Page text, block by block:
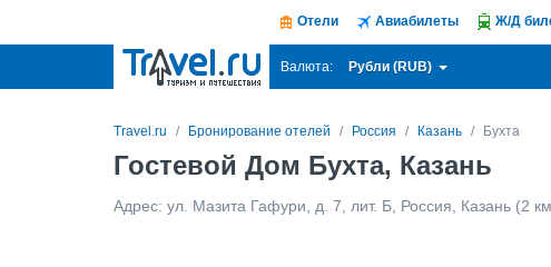
Отели Авиабилеты Ж/Д
Валюта: Рубли (RUB)
Travel.ru Бронирование отелей Россия Казань Бухта
Гостевой Дом Бухта, Казань
Адрес: ул. Мазита Гафури, д. 7, лит. Б Россия Казань (2